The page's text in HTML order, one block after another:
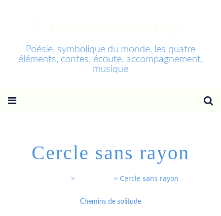
Poésie, symbolique du monde, les quatre
éléments, contes, écoute, accompagnement,
musique
Cercle sans rayon
> > Cercle sans rayon
Chemins de solitude